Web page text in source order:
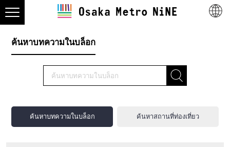
ค้นหาบทความในบล็อก
ค้นหาบทความในบล็อก ค้นหาสถานที่ท่องเที่ยว